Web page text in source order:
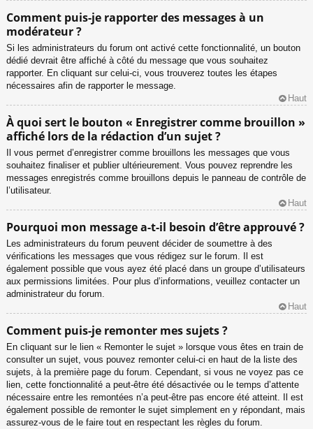
Comment puis-je rapporter des messages à un
modérateur ?
Si les administrateurs du forum ont activé cette fonctionnalité, un bouton
dédié devrait être affiché à côté du message que vous souhaitez
rapporter. En cliquant sur celui-ci, vous trouverez toutes les étapes
nécessaires afin de rapporter le message.
Haut
À quoi sert le bouton « Enregistrer comme brouillon »
affiché lors de la rédaction d’un sujet ?
Il vous permet d’enregistrer comme brouillons les messages que vous
souhaitez finaliser et publier ultérieurement. Vous pouvez reprendre les
messages enregistrés comme brouillons depuis le panneau de contrôle de
l’utilisateur.
Haut
Pourquoi mon message a-t-il besoin d’être approuvé ?
Les administrateurs du forum peuvent décider de soumettre à des
vérifications les messages que vous rédigez sur le forum. Il est
également possible que vous ayez été placé dans un groupe d’utilisateurs
aux permissions limitées. Pour plus d’informations, veuillez contacter un
administrateur du forum.
Haut
Comment puis-je remonter mes sujets ?
En cliquant sur le lien « Remonter le sujet » lorsque vous êtes en train de
consulter un sujet, vous pouvez remonter celui-ci en haut de la liste des
sujets, à la première page du forum. Cependant, si vous ne voyez pas ce
lien, cette fonctionnalité a peut-être été désactivée ou le temps d’attente
nécessaire entre les remontées n’a peut-être pas encore été atteint. Il est
également possible de remonter le sujet simplement en y répondant, mais
assurez-vous de le faire tout en respectant les règles du forum.